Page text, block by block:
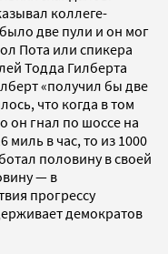
коллеге-
две пули и он мог
Пота или спикера
Тодда Гилберта
«получил бы две
что когда в том
он гнал по шоссе на
миль в час, то из 1000
половину в своей
— в
прогрессу
демократов